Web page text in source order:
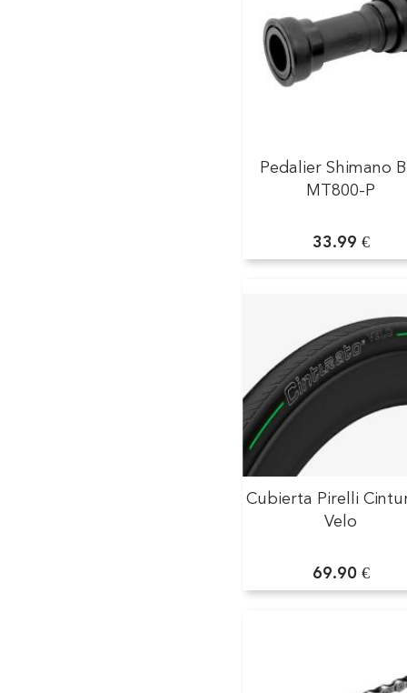
Pedalier Shimano
MT800-P
33.99 €
Cubierta Pirelli
Velo
69.90 €